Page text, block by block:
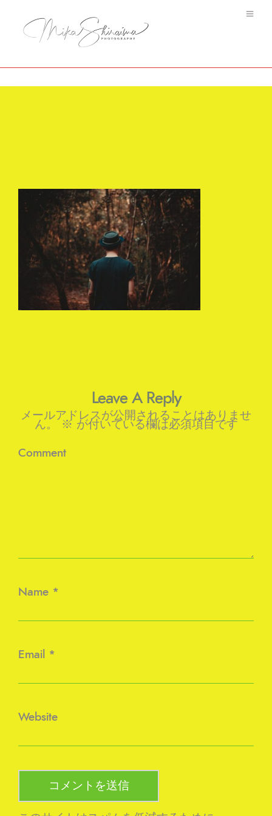
Leave A Reply
メールアドレスが公開されることはありませ
ん。 ※ が付いている欄は必須項目です
Comment
Name *
Email *
Website